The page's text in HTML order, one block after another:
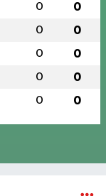
0 0
0 0
0 0
0 0
0 0